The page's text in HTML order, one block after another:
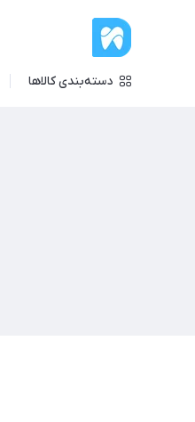
دسته‌بندی کالاها